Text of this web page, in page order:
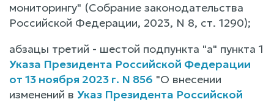
мониторингу" (Собрание законодательства
Российской Федерации, 2023, N 8, ст. 1290);
абзацы третий - шестой подпункта "а" пункта 1
Указа Президента Российской Федерации
от 13 ноября 2023 г. N 856 "О внесении
изменений в Указ Президента Российской